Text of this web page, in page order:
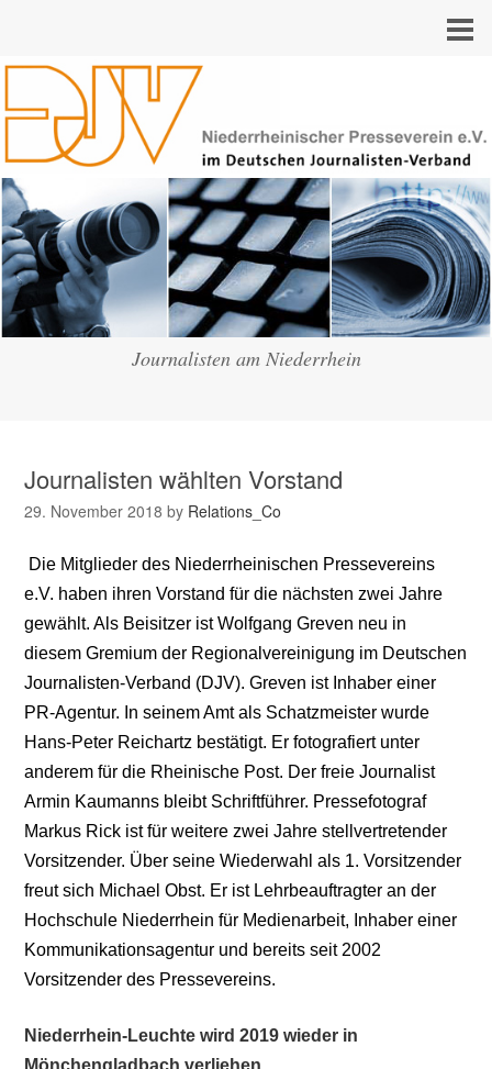
Journalisten am Niederrhein
Journalisten wählten Vorstand
29. November 2018 by Relations_Co
Die Mitglieder des Niederrheinischen Pressevereins
e.V. haben ihren Vorstand für die nächsten zwei Jahre
gewählt. Als Beisitzer ist Wolfgang Greven neu in
diesem Gremium der Regionalvereinigung im Deutschen
Journalisten-Verband (DJV). Greven ist Inhaber einer
PR-Agentur. In seinem Amt als Schatzmeister wurde
Hans-Peter Reichartz bestätigt. Er fotografiert unter
anderem für die Rheinische Post. Der freie Journalist
Armin Kaumanns bleibt Schriftführer. Pressefotograf
Markus Rick ist für weitere zwei Jahre stellvertretender
Vorsitzender. Über seine Wiederwahl als 1. Vorsitzender
freut sich Michael Obst. Er ist Lehrbeauftragter an der
Hochschule Niederrhein für Medienarbeit, Inhaber einer
Kommunikationsagentur und bereits seit 2002
Vorsitzender des Pressevereins.
Niederrhein-Leuchte wird 2019 wieder in